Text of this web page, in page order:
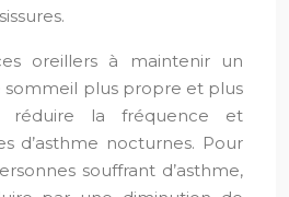
oreillers à maintenir un
plus propre et plus
réduire la fréquence et
d’asthme nocturnes. Pour
souffrant d’asthme,